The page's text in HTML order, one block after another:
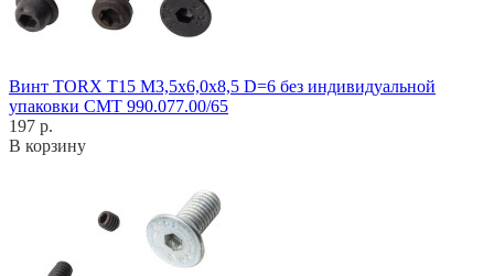
Винт TORX T15 M3,5x6,0x8,5 D=6 без индивидуальной
упаковки CMT 990.077.00/65
197 р.
В корзину